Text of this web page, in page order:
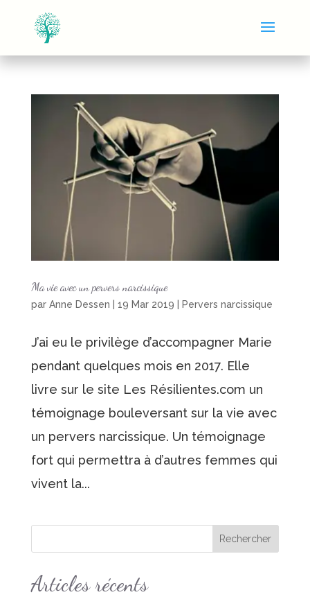
Ma vie avec un pervers narcissique
par Anne Dessen 19 Mar 2019 Pervers narcissique
J’ai eu le privilège d’accompagner Marie
pendant quelques mois en 2017. Elle
livre sur le site Les Résilientes.com un
témoignage bouleversant sur la vie avec
un pervers narcissique. Un témoignage
fort qui permettra à d’autres femmes qui
vivent la...
Articles récents